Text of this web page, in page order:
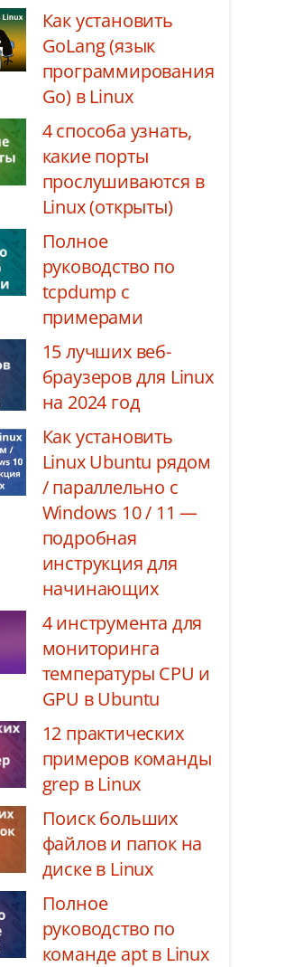
Как установить
GoLang (язык
программирования
Go) в Linux
4 способа узнать,
какие порты
прослушиваются в
Linux (открыты)
Полное
руководство по
tcpdump с
примерами
15 лучших веб-
браузеров для Linux
на 2024 год
Как установить
Linux Ubuntu рядом
/ параллельно с
Windows 10 / 11 —
подробная
инструкция для
начинающих
4 инструмента для
мониторинга
температуры CPU и
GPU в Ubuntu
12 практических
примеров команды
grep в Linux
Поиск больших
файлов и папок на
диске в Linux
Полное
руководство по
команде apt в Linux